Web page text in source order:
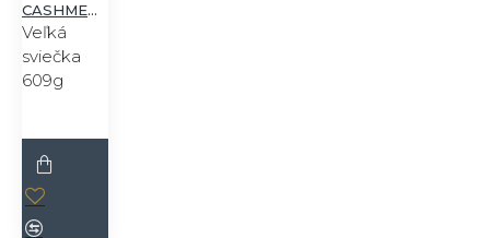
CASHMERE
Veľká
sviečka
609g